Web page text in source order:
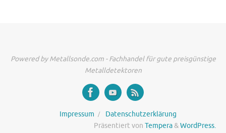
Powered by Metallsonde.com - Fachhandel für gute preisgünstige
Metalldetektoren
Impressum
Datenschutzerklärung
Präsentiert von Tempera&WordPress.